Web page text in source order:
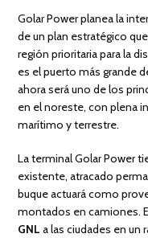
Golar Power planea la
de un plan estratégico
región prioritaria para la
es el puerto más grande
ahora será uno de los
en el noreste, con plena
marítimo y terrestre.
La terminal Golar Power
existente, atracado
buque actuará como
montados en camiones.
GNL a las ciudades en un